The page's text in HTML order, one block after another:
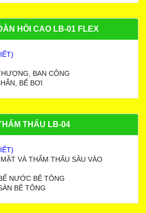
HỒI CAO LB-01 FLEX
BAN CÔNG
BỂ BƠI
THẤU LB-04
VÀ THẨM THẤU SÂU VÀO
NƯỚC BÊ TÔNG
BÊ TÔNG